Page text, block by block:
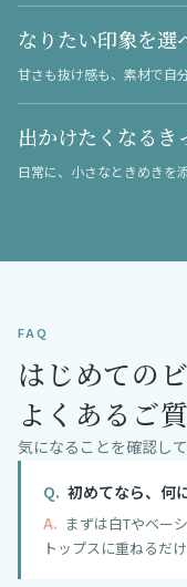
なりたい印象を選
甘さも抜け感も、素材で自
出かけたくなるき
日常に、小さなときめきを添
FAQ
はじめてのビ
よくあるご
気になることを確認し
初めてなら、何
まずは白Tやベー
トップスに重ねるだ